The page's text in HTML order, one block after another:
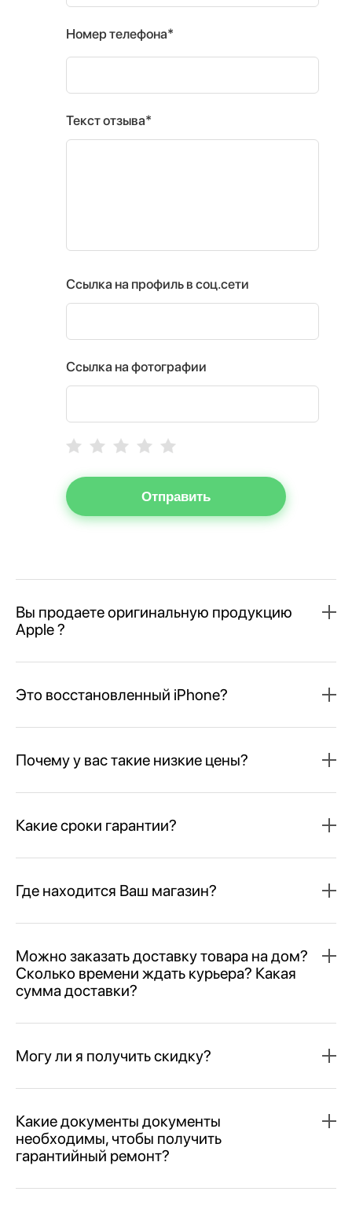
Номер телефона*
Текст отзыва*
Ссылка на профиль в соц.сети
Ссылка на фотографии
Отправить
Вы продаете оригинальную продукцию
Apple ?
Это восстановленный iPhone?
Почему у вас такие низкие цены?
Какие сроки гарантии?
Где находится Ваш магазин?
Можно заказать доставку товара на дом?
Сколько времени ждать курьера? Какая
сумма доставки?
Могу ли я получить скидку?
Какие документы документы
необходимы, чтобы получить
гарантийный ремонт?